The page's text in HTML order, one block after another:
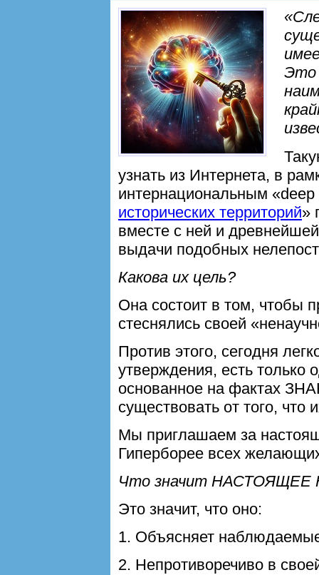
Это
узнать из Интернета, в
интернациональным «deep
исторических территорий»
вместе с ней и
выдачи подобных
Какова их цель?
Она состоит в том, чтобы
стеснялись своей
Против этого, сегодня
утверждения, есть только
основанное на фактах
существовать от того, что
Мы приглашаем за
Гиперборее всех
Что значит
Это значит, что оно:
1. Объясняет
2. Непротиворечиво в